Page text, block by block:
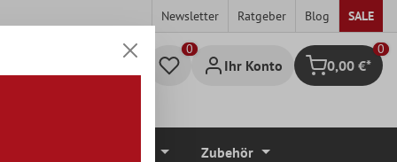
Newsletter Ratgeber Blog SALE
Ihr Konto Warenkorb
0
0,00 €*
Zubehör